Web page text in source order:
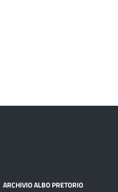
ARCHIVIO ALBO PRETORIO